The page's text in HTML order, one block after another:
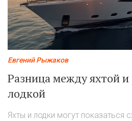
Евгений Рыжаков
Разница между яхтой
лодкой
Яхты и лодки могут показаться